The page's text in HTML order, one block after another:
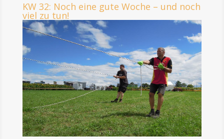
KW 32: Noch eine gute Woche – und noch
viel zu tun!